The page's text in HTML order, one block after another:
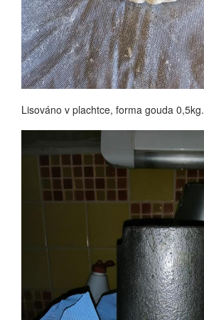
Lisováno v plachtce, forma gouda 0,5kg.